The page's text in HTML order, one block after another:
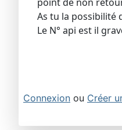
As tu la possibilité
Le N° api est il
Connexion ou Créer